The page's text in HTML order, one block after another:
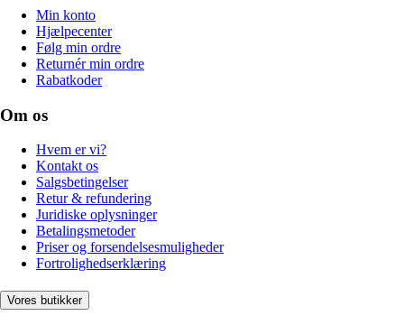
Min konto
Hjælpecenter
Følg min ordre
Returnér min ordre
Rabatkoder
Om os
Hvem er vi?
Kontakt os
Salgsbetingelser
Retur & refundering
Juridiske oplysninger
Betalingsmetoder
Priser og forsendelsesmuligheder
Fortrolighedserklæring
Vores butikker